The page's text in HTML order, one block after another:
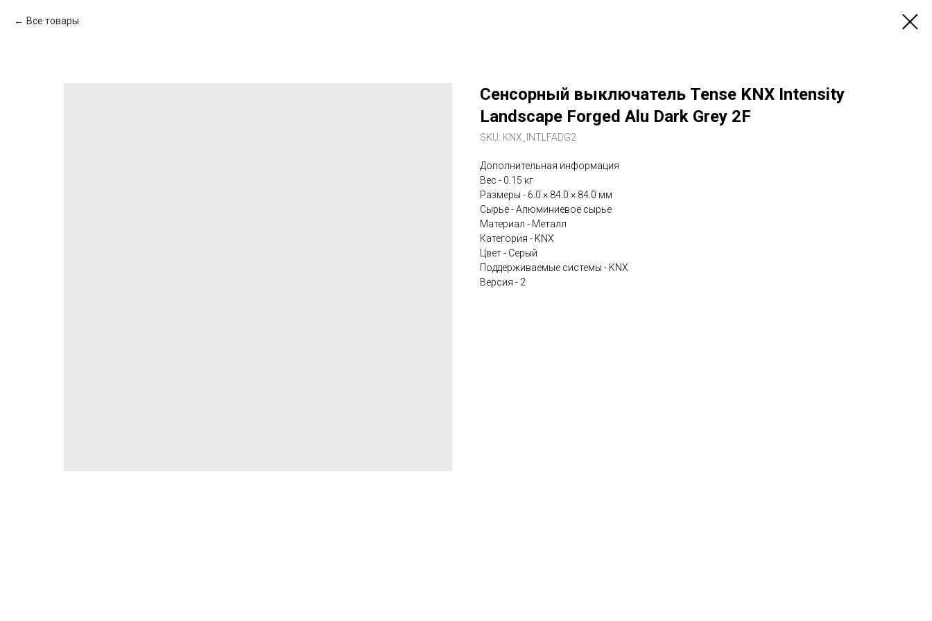
Все товары
Сенсорный выключатель Tense KNX Intensity
Landscape Forged Alu Dark Grey 2F
SKU: KNX_INTLFADG2
Дополнительная информация
Вес - 0.15 кг
Размеры - 6.0 × 84.0 × 84.0 мм
Сырье - Алюминиевое сырье
Материал - Металл
Категория - KNX
Цвет - Серый
Поддерживаемые системы - KNX
Версия - 2